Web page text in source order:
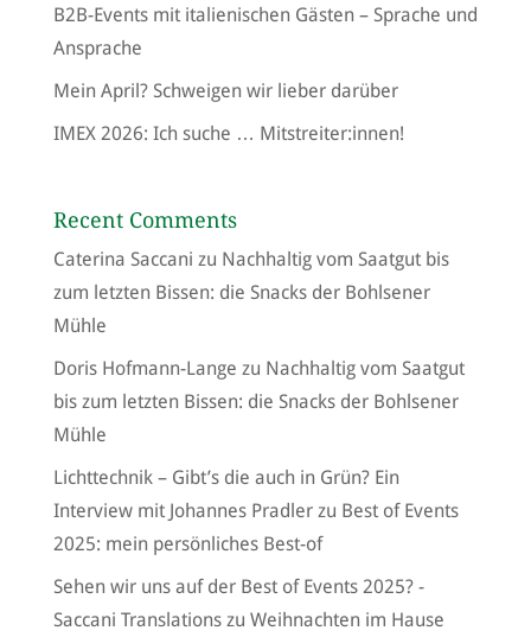
B2B-Events mit italienischen Gästen – Sprache und
Ansprache
Mein April? Schweigen wir lieber darüber
IMEX 2026: Ich suche … Mitstreiter:innen!
Recent Comments
Caterina Saccani zu Nachhaltig vom Saatgut bis
zum letzten Bissen: die Snacks der Bohlsener
Mühle
Doris Hofmann-Lange zu Nachhaltig vom Saatgut
bis zum letzten Bissen: die Snacks der Bohlsener
Mühle
Lichttechnik – Gibt’s die auch in Grün? Ein
Interview mit Johannes Pradlerzu Best of Events
2025: mein persönliches Best-of
Sehen wir uns auf der Best of Events 2025? -
Saccani Translationszu Weihnachten im Hause